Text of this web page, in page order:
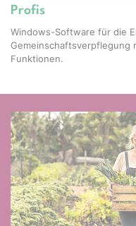
Profis
Windows-Software für die
Gemeinschaftsverpflegung
Funktionen.